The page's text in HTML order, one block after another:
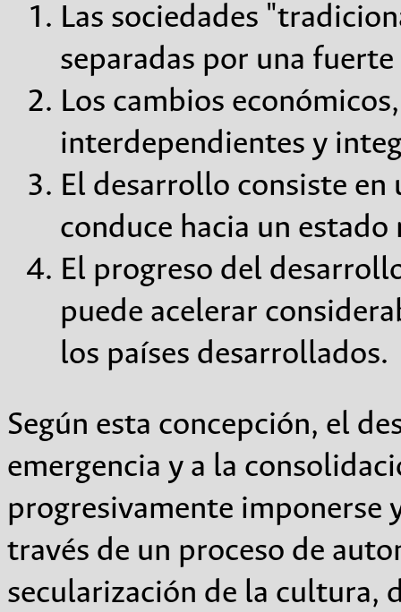
Las sociedades
separadas por una
Los cambios
interdependientes y
El desarrollo consiste
conduce hacia un
El progreso del
puede acelerar
los países desarrollados.
Según esta concepción, el
emergencia y a la
progresivamente imponerse
través de un proceso de
secularización de la cultura,